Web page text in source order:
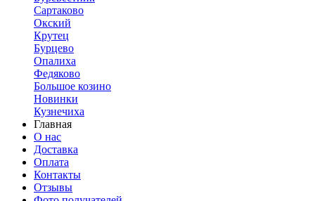
Сартаково
Окский
Крутец
Бурцево
Опалиха
Федяково
Большое козино
Новинки
Кузнечиха
Главная
О нас
Доставка
Оплата
Контакты
Отзывы